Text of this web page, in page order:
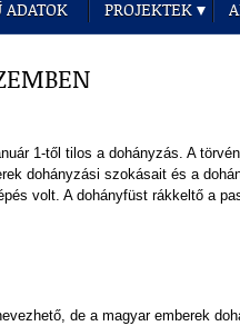
ADATOK PROJEKTEK
1-től tilos a dohányzás. A
dohányzási szokásait és a
volt. A dohányfüst rákkeltő a
de a magyar emberek